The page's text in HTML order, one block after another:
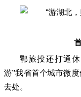
鄂旅投还打通
游”我省首个城市微
去处。